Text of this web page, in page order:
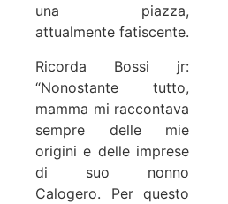
una piazza,
attualmente fatiscente.
Ricorda Bossi jr:
“Nonostante tutto,
mamma mi raccontava
sempre delle mie
origini e delle imprese
di suo nonno
Calogero. Per questo